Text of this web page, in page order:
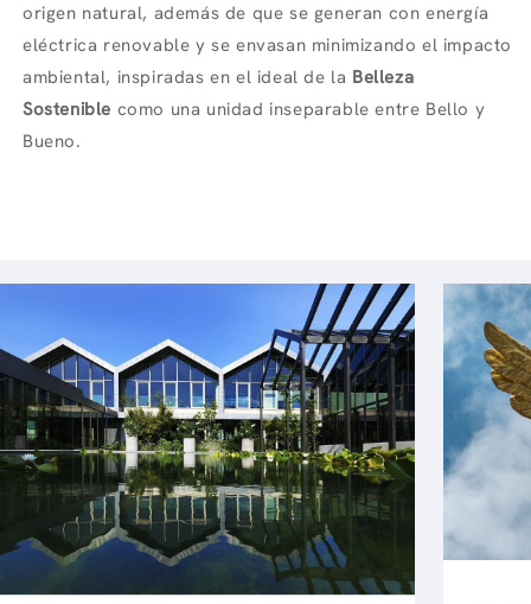
origen natural, además de que se generan con energía
eléctrica renovable y se envasan minimizando el impacto
ambiental, inspiradas en el ideal de la Belleza
Sostenible como una unidad inseparable entre Bello y
Bueno.